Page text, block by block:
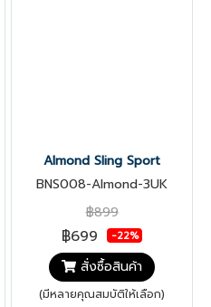
Almond Sling Sport
BNS008-Almond-3UK
฿899
฿699 -22%
สั่งซื้อสินค้า
(มีหลายคุณสมบัติให้เลือก)